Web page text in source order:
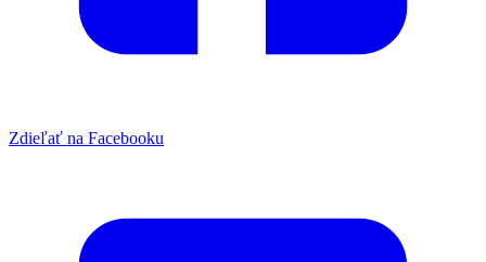
Zdieľať na Facebooku